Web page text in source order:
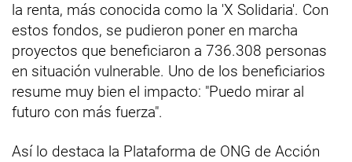
la renta, más conocida como la 'X Solidaria'. Con
estos fondos, se pudieron poner en marcha
proyectos que beneficiaron a 736.308 personas
en situación vulnerable. Uno de los beneficiarios
resume muy bien el impacto: "Puedo mirar al
futuro con más fuerza".
Así lo destaca la Plataforma de ONG de Acción